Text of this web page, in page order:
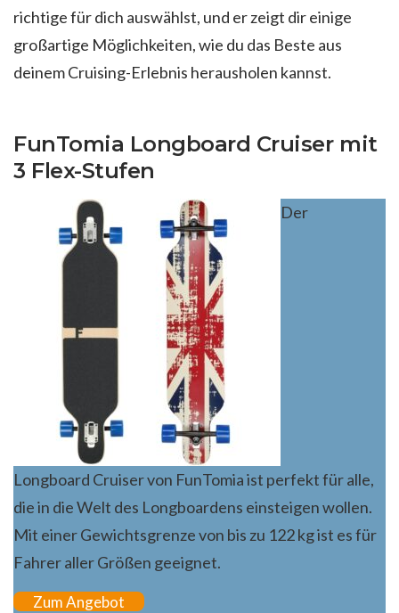
richtige für dich auswählst, und er zeigt dir einige
großartige Möglichkeiten, wie du das Beste aus
deinem Cruising-Erlebnis herausholen kannst.
FunTomia Longboard Cruiser mit
3 Flex-Stufen
Der
Longboard Cruiser von FunTomia ist perfekt für alle,
die in die Welt des Longboardens einsteigen wollen.
Mit einer Gewichtsgrenze von bis zu 122 kg ist es für
Fahrer aller Größen geeignet.
Zum Angebot